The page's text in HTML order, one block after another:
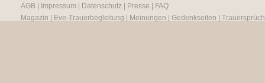
AGB
Impressum Datenschutz Presse
FAQ
Magazin
Eve-Trauerbegleitung Meinungen Gedenkseiten